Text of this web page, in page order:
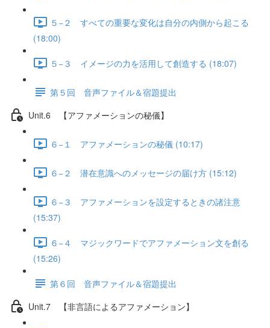
５−２ すべての重要な変化は自分の内側から起こる
(18:00)
５−３ イメージの力を活用して創造する (18:07)
第５回 音声ファイル＆宿題提出
Unit.6 【アファメーションの秘儀】
６−１ アファメーションの秘儀 (10:17)
６−２ 潜在意識へのメッセージの届け方 (15:12)
６−３ アファメーションを設定するときの諸注意
(15:37)
６−４ マジックワードでアファメーション文を創る
(15:26)
第６回 音声ファイル＆宿題提出
Unit.7 【非言語によるアファメーション】